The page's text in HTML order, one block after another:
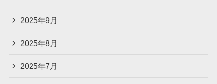
2025年9月
2025年8月
2025年7月